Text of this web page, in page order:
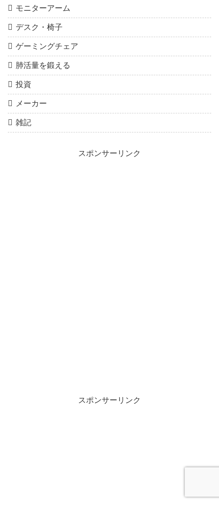
モニターアーム
デスク・椅子
ゲーミングチェア
肺活量を鍛える
投資
メーカー
雑記
スポンサーリンク
スポンサーリンク